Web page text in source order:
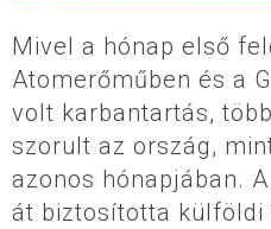
Mivel a hónap első
Atomerőműben és a
volt karbantartás,
szorult az ország,
azonos hónapjában.
át biztosította külföldi